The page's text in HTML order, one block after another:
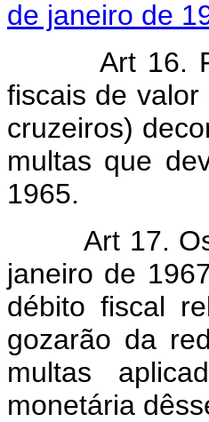
de janeiro de
Art 16.
fiscais de
cruzeiros)
multas que
1965.
Art 17.
janeiro de
débito fiscal
gozarão da
multas
monetária